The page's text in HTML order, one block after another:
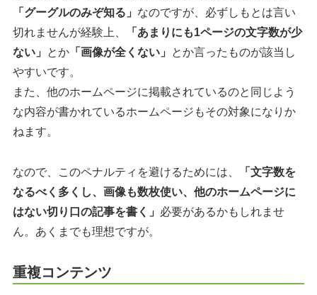
「グーグルのみぞ知る」 なのですが、必ずしもとは言い
切れませんが経験上、
「あまりにも1ページの文字数が少
ない」
とか 「画像が全くない」
とか言ったものが該当し
やすいです。
また、他のホームページに掲載されているのと同じよう
な内容が書かれているホームページもその対象になりか
ねます。
なので、このペナルティを避けるためには、
「文字数を
なるべく多くし、画像も数枚使い、他のホームページに
はない切り口の記事を書く」 必要があるかもしれませ
ん。あくまでも理想ですが。
重複コンテンツ